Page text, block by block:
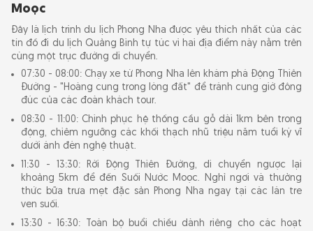
Moọc
Đây là lịch trình du lịch Phong Nha được yêu thích nhất của các
tín đồ đi du lịch Quảng Bình tự túc vì hai địa điểm này nằm trên
cùng một trục đường di chuyển.
07:30 - 08:00: Chạy xe từ Phong Nha lên khám phá Động Thiên
Đường - "Hoàng cung trong lòng đất" để tránh cung giờ đông
đúc của các đoàn khách tour.
08:30 - 11:00: Chinh phục hệ thống cầu gỗ dài 1km bên trong
động, chiêm ngưỡng các khối thạch nhũ triệu năm tuổi kỳ vĩ
dưới ánh đèn nghệ thuật.
11:30 - 13:30: Rời Động Thiên Đường, di chuyển ngược lại
khoảng 5km để đến Suối Nước Moọc. Nghỉ ngơi và thưởng
thức bữa trưa mẹt đặc sản Phong Nha ngay tại các lán tre
ven suối.
13:30 - 16:30: Toàn bộ buổi chiều dành riêng cho các hoạt